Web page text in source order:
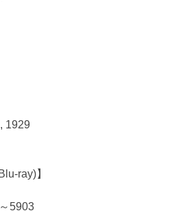
1929
ray)】
5903